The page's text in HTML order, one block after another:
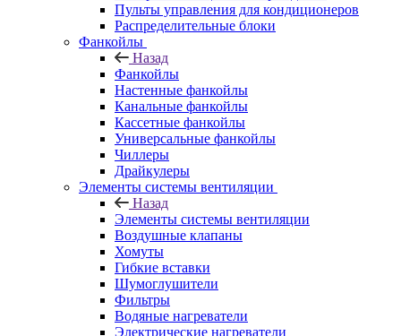
Пульты управления для кондиционеров
Распределительные блоки
Фанкойлы
Назад
Фанкойлы
Настенные фанкойлы
Канальные фанкойлы
Кассетные фанкойлы
Универсальные фанкойлы
Чиллеры
Драйкулеры
Элементы системы вентиляции
Назад
Элементы системы вентиляции
Воздушные клапаны
Хомуты
Гибкие вставки
Шумоглушители
Фильтры
Водяные нагреватели
Электрические нагреватели